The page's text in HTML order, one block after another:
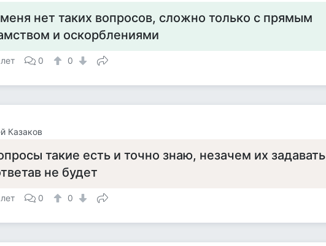
нет таких вопросов, сложно только с прямым
и оскорблениями
0 0
Казаков
такие есть и точно знаю, незачем их задавать
не будет
0 0